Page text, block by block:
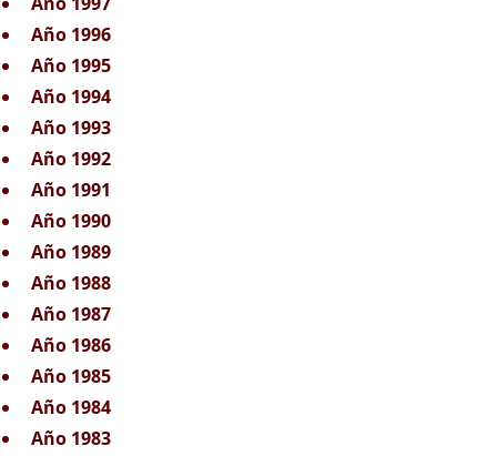
Año 1996
Año 1995
Año 1994
Año 1993
Año 1992
Año 1991
Año 1990
Año 1989
Año 1988
Año 1987
Año 1986
Año 1985
Año 1984
Año 1983